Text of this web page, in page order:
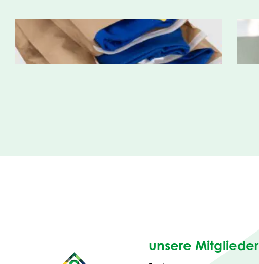
unsere Mitglieder